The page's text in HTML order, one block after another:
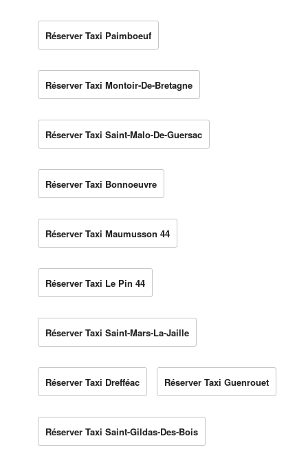
Réserver Taxi Paimboeuf
Réserver Taxi Montoir-De-Bretagne
Réserver Taxi Saint-Malo-De-Guersac
Réserver Taxi Bonnoeuvre
Réserver Taxi Maumusson 44
Réserver Taxi Le Pin 44
Réserver Taxi Saint-Mars-La-Jaille
Réserver Taxi Drefféac Réserver Taxi Guenrouet
Réserver Taxi Saint-Gildas-Des-Bois